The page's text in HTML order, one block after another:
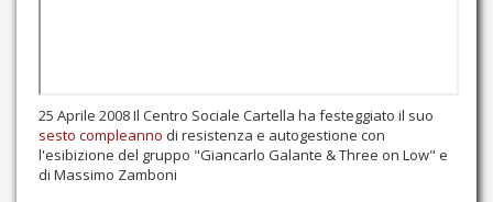
25 Aprile 2008 Il Centro Sociale Cartella ha festeggiato il suo
sesto compleanno di resistenza e autogestione con
l'esibizione del gruppo "Giancarlo Galante & Three on Low" e
di Massimo Zamboni